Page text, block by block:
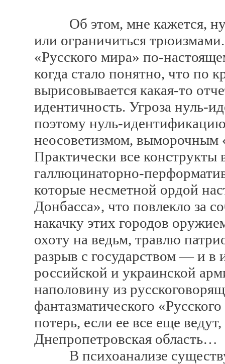
Об этом, мне кажется,
или ограничиться
«Русского мира» по-
когда стало понятно, что по
вырисовывается какая-то
идентичность. Угроза нуль-
поэтому нуль-
неосоветизмом, выморочным
Практически все конструкты
галлюцинаторно-
которые несметной ордой
Донбасса», что повлекло за
накачку этих городов
охоту на ведьм, травлю
разрыв с государством — и в
российской и украинской
наполовину из
фантазматического
потерь, если ее все еще
Днепропетровская область…
В психоанализе